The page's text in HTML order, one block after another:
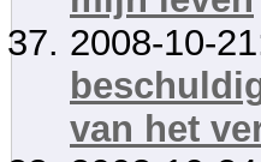
2008-10-
van het